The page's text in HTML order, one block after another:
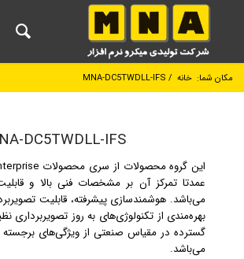
مکان شما: خانه /
MNA-DC5TWDLL-IFS
DC5TWDLL-IFS
عمدتا تمرکز آن بر مشخصات فنی بالا و
می‌باشد. هوشمند‌سازی پیشرفته، قابلیت
گسترده در مقیاس صنعتی از ویژگی‌های
می‌باشد.